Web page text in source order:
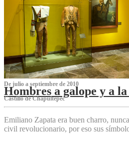
De julio a septiembre de 2010
Hombres a galope y a
Castillo de Chapultepec
Emiliano Zapata era buen charro,
civil revolucionario, por eso sus